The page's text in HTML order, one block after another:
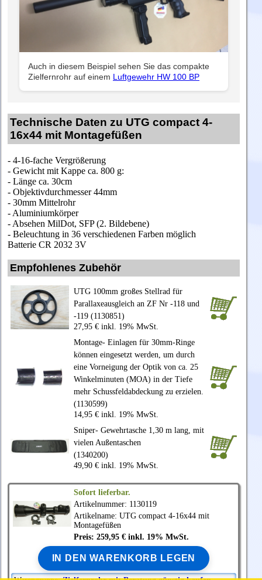
Auch in diesem Beispiel sehen Sie das compakte
Zielfernrohr auf einem Luftgewehr HW 100 BP
Technische Daten zu UTG compact 4-
16x44 mit Montagefüßen
- 4-16-fache Vergrößerung
- Gewicht mit Kappe ca. 800 g:
- Länge ca. 30cm
- Objektivdurchmesser 44mm
- 30mm Mittelrohr
- Aluminiumkörper
- Absehen MilDot, SFP (2. Bildebene)
- Beleuchtung in 36 verschiedenen Farben möglich
Batterie CR 2032 3V
Empfohlenes Zubehör
UTG 100mm großes Stellrad für
Parallaxeausgleich an ZF Nr -118 und
-119 (1130851)
27,95 € inkl. 19% MwSt.
Montage- Einlagen für 30mm-Ringe
können eingesetzt werden, um durch
eine Vorneigung der Optik von ca. 25
Winkelminuten (MOA) in der Tiefe
mehr Schussfeldabdeckung zu erzielen.
(1130599)
14,95 € inkl. 19% MwSt.
Sniper- Gewehrtasche 1,30 m lang, mit
vielen Außentaschen
(1340200)
49,90 € inkl. 19% MwSt.
Sofort lieferbar.
Artikelnummer: 1130119
Artikelname: UTG compact 4-16x44 mit
Montagefüßen
Preis: 259,95 € inkl. 19% MwSt.
IN DEN WARENKORB LEGEN